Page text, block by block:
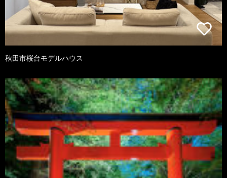
秋田市桜台モデルハウス